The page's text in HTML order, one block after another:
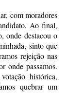
com moradores
Ao final,
onde destacou o
sinto que
rejeição nas
onde passamos.
histórica,
quebrar um